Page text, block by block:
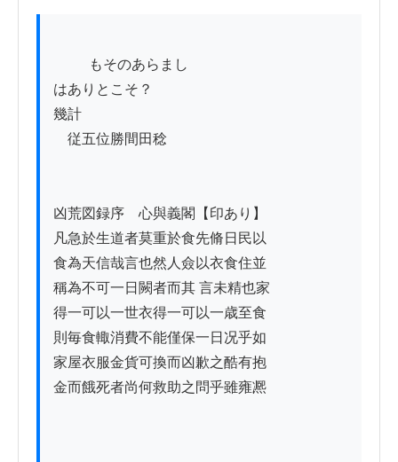
はありとこそ？
幾計
従五位勝間田稔
凶荒図録序　心與義閣【印あり】
凡急於生道者莫重於食先脩日民以
食為天信哉言也然人僉以衣食住並
稱為不可一日闕者而其 言未精也家
得一可以一世衣得一可以一歳至食
則毎食輙消費不能僅保一日况乎如
家屋衣服金貨可換而凶歉之酷有抱
金而餓死者尚何救助之問乎雖雍凞